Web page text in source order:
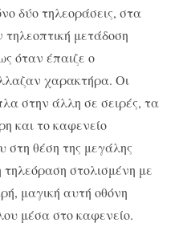
δύο τηλεοράσεις, στα
μετάδοση
όταν έπαιζε ο
χαρακτήρα. Οι
στην άλλη σε σειρές, τα
και το καφενείο
στη θέση της μεγάλης
στολισμένη με
μαγική αυτή οθόνη
μέσα στο καφενείο.